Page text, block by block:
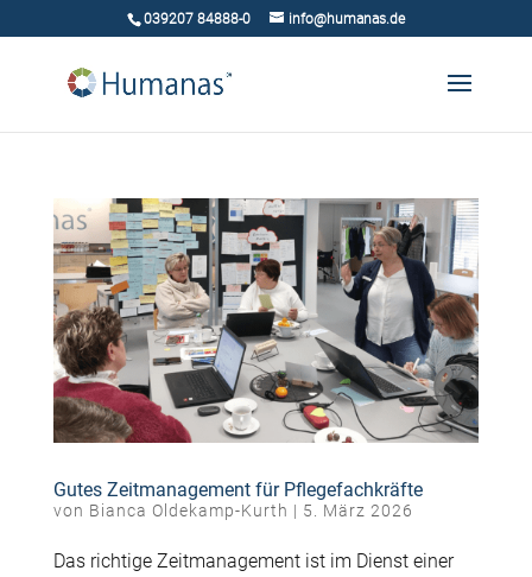
039207 84888-0 info@humanas.de
Gutes Zeitmanagement für Pflegefachkräfte
von Bianca Oldekamp-Kurth | 5. März 2026
Das richtige Zeitmanagement ist im Dienst einer